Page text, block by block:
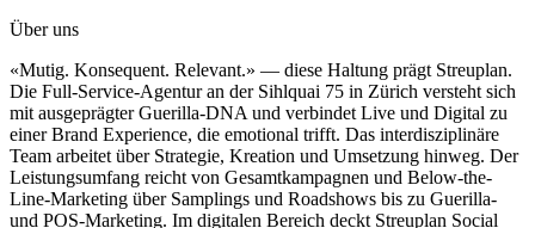
Über uns
«Mutig. Konsequent. Relevant.» — diese Haltung prägt Streuplan.
Die Full-Service-Agentur an der Sihlquai 75 in Zürich versteht sich
mit ausgeprägter Guerilla-DNA und verbindet Live und Digital zu
einer Brand Experience, die emotional trifft. Das interdisziplinäre
Team arbeitet über Strategie, Kreation und Umsetzung hinweg. Der
Leistungsumfang reicht von Gesamtkampagnen und Below-the-
Line-Marketing über Samplings und Roadshows bis zu Guerilla-
und POS-Marketing. Im digitalen Bereich deckt Streuplan Social